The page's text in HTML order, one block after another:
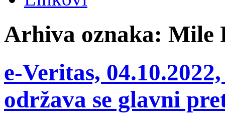
Arhiva oznaka: Mile
e-Veritas,
održava se glavni